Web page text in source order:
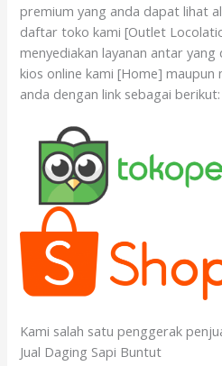
premium yang anda dapat lihat
daftar toko kami [Outlet
menyediakan layanan antar
kios online kami [Home] maupun
anda dengan link sebagai berikut:
Kami salah satu penggerak
Jual Daging Sapi Buntut